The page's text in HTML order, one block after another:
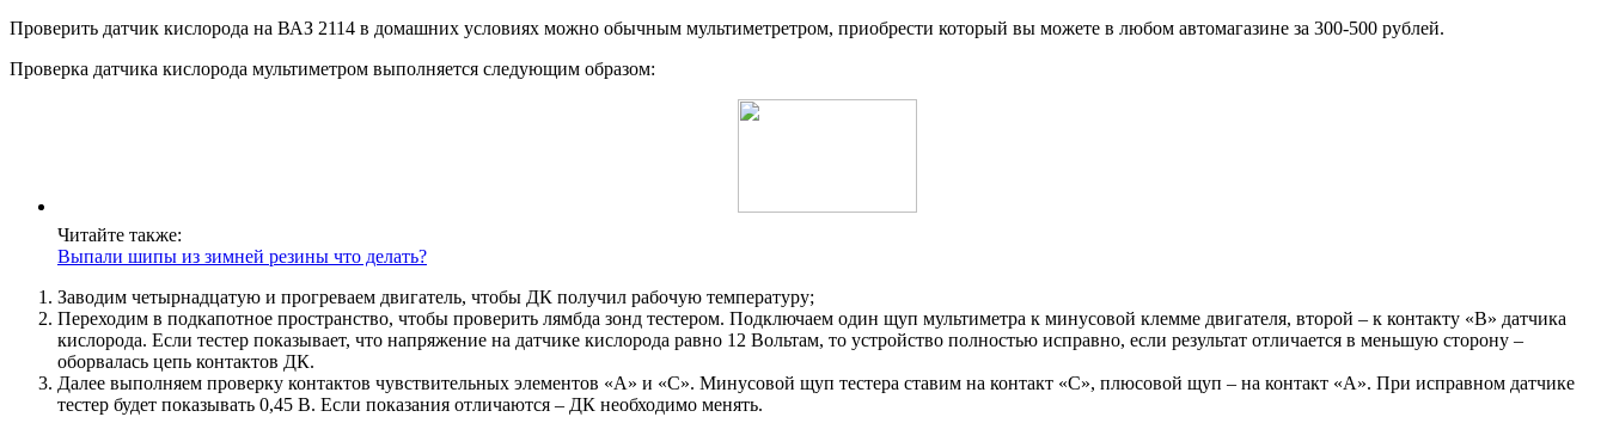
Проверить датчик кислорода на ВАЗ 2114 в домашних условиях можно обычным мультиметретром, приобрести который вы можете в любом автомагазине за 300-500 рублей.
Проверка датчика кислорода мультиметром выполняется следующим образом:
Читайте также:
Выпали шипы из зимней резины что делать?
Заводим четырнадцатую и прогреваем двигатель, чтобы ДК получил рабочую температуру;
Переходим в подкапотное пространство, чтобы проверить лямбда зонд тестером. Подключаем один щуп мультиметра к минусовой клемме двигателя, второй – к контакту «В» датчика
кислорода. Если тестер показывает, что напряжение на датчике кислорода равно 12 Вольтам, то устройство полностью исправно, если результат отличается в меньшую сторону –
оборвалась цепь контактов ДК.
Далее выполняем проверку контактов чувствительных элементов «А» и «С». Минусовой щуп тестера ставим на контакт «С», плюсовой щуп – на контакт «А». При исправном датчике
тестер будет показывать 0,45 В. Если показания отличаются – ДК необходимо менять.